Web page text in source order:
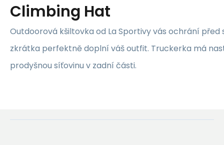
Climbing Hat
Outdoorová kšiltovka od La Sportivy vás ochrání před
zkrátka perfektně doplní váš outfit. Truckerka má
prodyšnou síťovinu v zadní části.